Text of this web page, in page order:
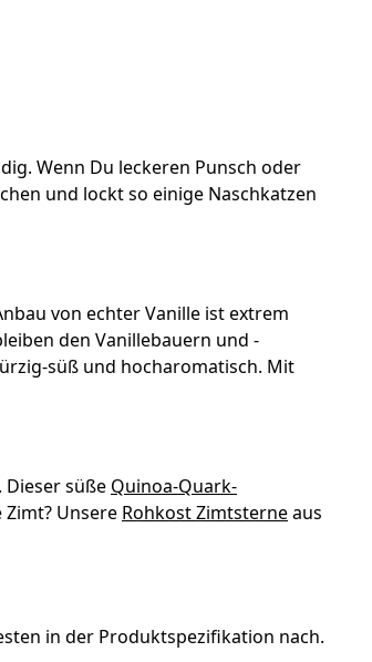
Wenn Du leckeren Punsch oder
und lockt so einige Naschkatzen
von echter Vanille ist extrem
den Vanillebauern und -
süß und hocharomatisch. Mit
Dieser süße Quinoa-Quark-
Unsere Rohkost Zimtsterneaus
in der Produktspezifikation nach.